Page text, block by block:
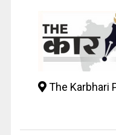
The Karbhari